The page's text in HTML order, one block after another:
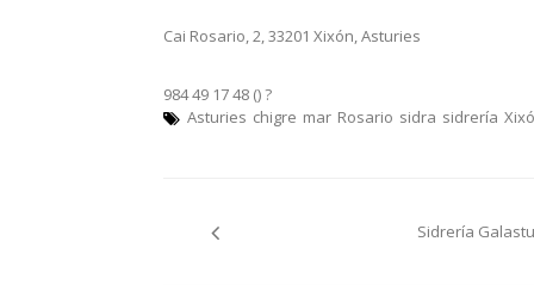
Cai Rosario, 2, 33201 Xixón, Asturies
984 49 17 48 ()?
Asturies chigre mar Rosario sidra sidrería
pelos
Sidrería